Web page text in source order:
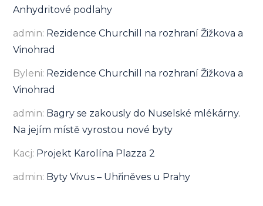
Anhydritové podlahy
admin: Rezidence Churchill na rozhraní Žižkova a
Vinohrad
Byleni: Rezidence Churchill na rozhraní Žižkova a
Vinohrad
admin: Bagry se zakously do Nuselské mlékárny.
Na jejím místě vyrostou nové byty
Kacj: Projekt Karolína Plazza 2
admin: Byty Vivus – Uhřiněves u Prahy